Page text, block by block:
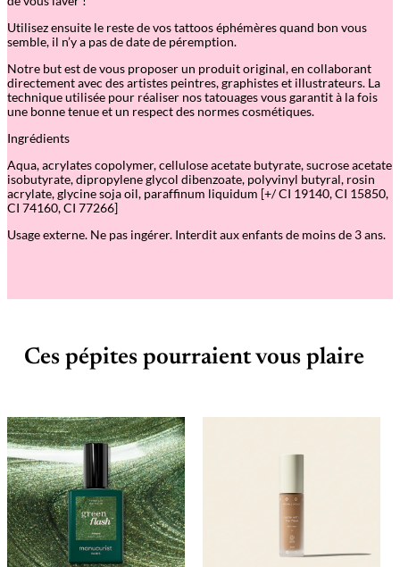
m
è
r
e
:
B
a
l
a
n
e
–
S
i
o
Utilisez ensuite le reste de vos tattoos éphémères quand bon vous
semble, il n’y a pas de date de péremption.
Notre but est de vous proposer un produit original, en collaborant
directement avec des artistes peintres, graphistes et illustrateurs. La
technique utilisée pour réaliser nos tatouages vous garantit à la fois
une bonne tenue et un respect des normes cosmétiques.
Ingrédients
Aqua, acrylates copolymer, cellulose acetate butyrate, sucrose acetate
isobutyrate, dipropylene glycol dibenzoate, polyvinyl butyral, rosin
acrylate, glycine soja oil, paraffinum liquidum [+/ CI 19140, CI 15850,
CI 74160, CI 77266]
Usage externe. Ne pas ingérer. Interdit aux enfants de moins de 3 ans.
Ces pépites pourraient vous plaire